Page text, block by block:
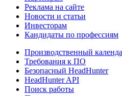
Реклама на сайте
Новости и статьи
Инвесторам
Кандидаты по профессиям
Производственный
Требования к ПО
Безопасный HeadHunter
HeadHunter API
Поиск работы